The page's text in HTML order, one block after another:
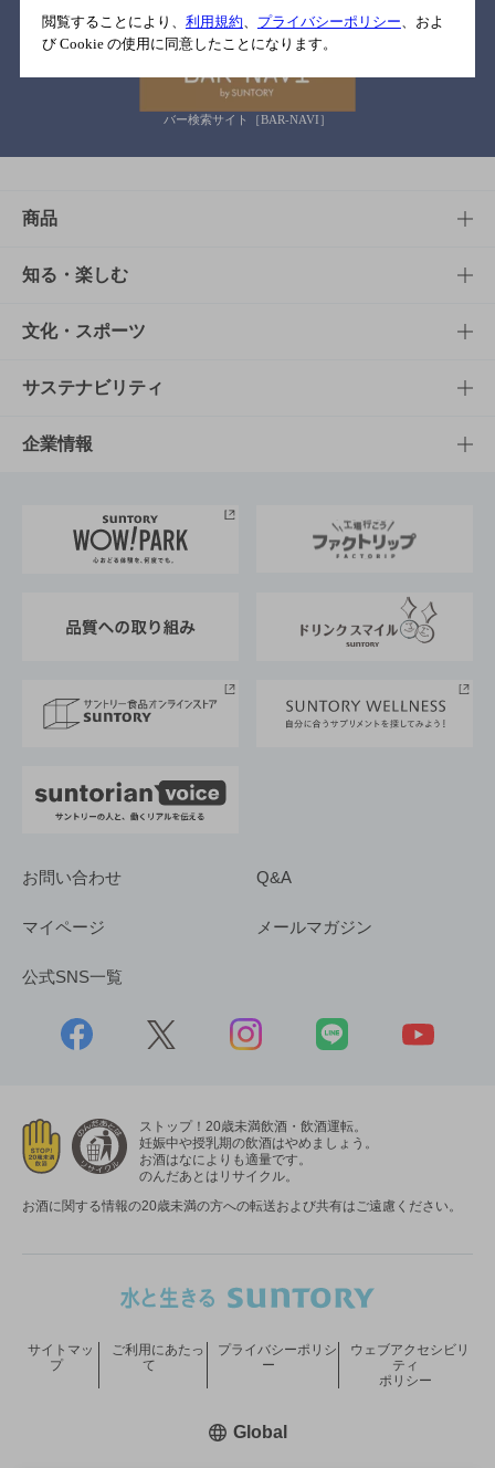
関連リンク
バー検索サイト［BAR-NAVI］
商品
商品TOP
商品一覧
商品発売情報
栄養成分一覧
知る・楽しむ
知る・楽しむTOP
キャンペーン
工場見学
地域情報
文化・スポーツ
文化・スポーツTOP
サントリーホール
サントリーサンバーズ大阪
サステナビリティ
サステナビリティTOP
サントリーが考えるサステナビリティ経営
企業情報
企業概要
採用情報
お問い合わせ Q&A
マイページ メールマガジン
公式SNS一覧
ストップ！20歳未満飲酒・飲酒運転。
妊娠中や授乳期の飲酒はやめましょう。
お酒はなによりも適量です。
のんだあとはリサイクル。
お酒に関する情報の20歳未満の方への転送および共有はご遠慮ください。
サイトマッ
プ
ご利用にあたっ
て
プライバシーポリシ
ー
ウェブアクセシビリ
ティ
ポリシー
Global新しいウィンドウで開く
閲覧することにより、 利用規約、 プライバシーポリシー、およ
び Cookie の使用に同意したことになります。